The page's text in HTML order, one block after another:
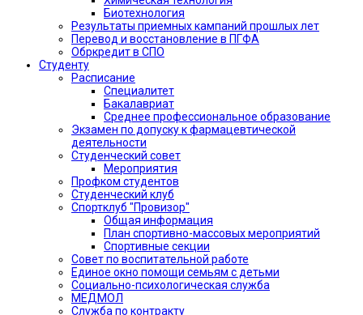
Биотехнология
Результаты приемных кампаний прошлых лет
Перевод и восстановление в ПГФА
Обркредит в СПО
Студенту
Расписание
Специалитет
Бакалавриат
Среднее профессиональное образование
Экзамен по допуску к фармацевтической
деятельности
Студенческий совет
Мероприятия
Профком студентов
Студенческий клуб
Спортклуб "Провизор"
Общая информация
План спортивно-массовых мероприятий
Спортивные секции
Совет по воспитательной работе
Единое окно помощи семьям с детьми
Социально-психологическая служба
МЕДМОЛ
Служба по контракту